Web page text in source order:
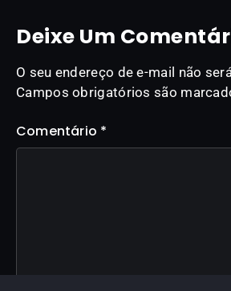
Deixe Um
O seu endereço de e-mail não
Campos obrigatórios são
Comentário *